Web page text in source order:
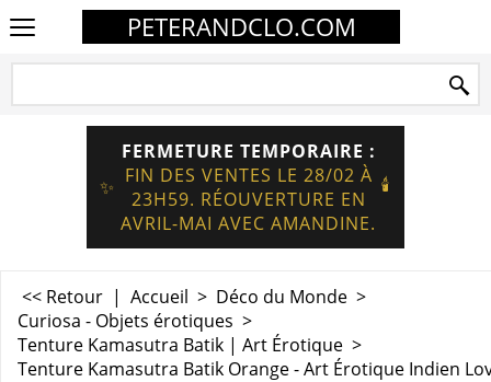
PETERANDCLO.COM
✨
FERMETURE TEMPORAIRE :
FIN DES VENTES LE 28/02 À
23H59. RÉOUVERTURE EN
AVRIL-MAI AVEC AMANDINE.
🕯️
<< Retour | Accueil > Déco du Monde >
Curiosa - Objets érotiques >
Tenture Kamasutra Batik | Art Érotique >
Tenture Kamasutra Batik Orange - Art Érotique Indien